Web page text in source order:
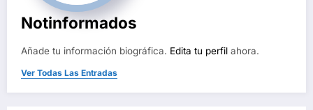
Notinformados
Añade tu información biográfica. Edita tu perfil ahora.
Ver Todas Las Entradas